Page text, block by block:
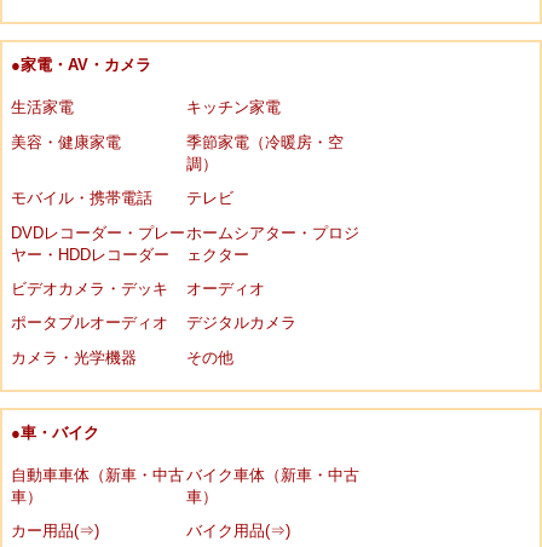
●家電・AV・カメラ
生活家電
キッチン家電
美容・健康家電
季節家電（冷暖房・空
調）
モバイル・携帯電話
テレビ
DVDレコーダー・プレー
ヤー・HDDレコーダー
ホームシアター・プロジ
ェクター
ビデオカメラ・デッキ
オーディオ
ポータブルオーディオ
デジタルカメラ
カメラ・光学機器
その他
●車・バイク
自動車車体（新車・中古
車）
バイク車体（新車・中古
車）
カー用品(⇒)
バイク用品(⇒)